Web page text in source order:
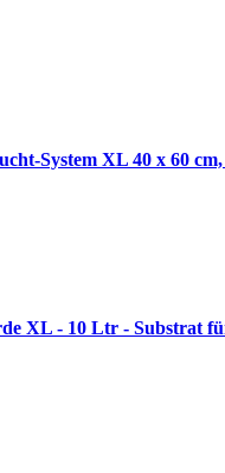
System XL 40 x 60
XL - 10 Ltr - Substrat